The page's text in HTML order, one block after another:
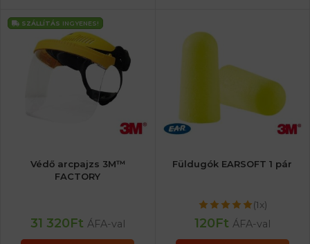
SZÁLLÍTÁS INGYENES!
Védő arcpajzs 3M™
FACTORY
31 320Ft ÁFA-val
Füldugók EARSOFT 1 pár
(1x)
120Ft ÁFA-val